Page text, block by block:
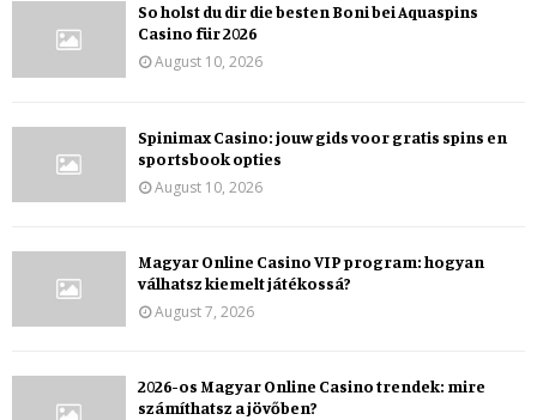
So holst du dir die besten Boni bei Aquaspins
Casino für 2026
August 10, 2026
Spinimax Casino: jouw gids voor gratis spins en
sportsbook opties
August 10, 2026
Magyar Online Casino VIP program: hogyan
válhatsz kiemelt játékossá?
August 7, 2026
2026-os Magyar Online Casino trendek: mire
számíthatsz a jövőben?